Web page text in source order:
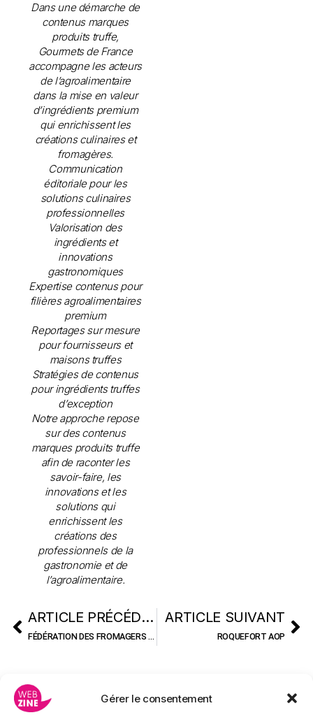
Gérer le consentement
Dans une démarche de
contenus marques
produits truffe,
Gourmets de France
accompagne les acteurs
de l’agroalimentaire
dans la mise en valeur
d’ingrédients premium
qui enrichissent les
créations culinaires et
fromagères.
Communication
éditoriale pour les
solutions culinaires
professionnelles
Valorisation des
ingrédients et
innovations
gastronomiques
Expertise contenus pour
filières agroalimentaires
premium
Reportages sur mesure
pour fournisseurs et
maisons truffes
Stratégies de contenus
pour ingrédients truffes
d’exception
Notre approche repose
sur des contenus
marques produits truffe
afin de raconter les
savoir-faire, les
innovations et les
solutions qui
enrichissent les
créations des
professionnels de la
gastronomie et de
l’agroalimentaire.
ARTICLE PRÉCÉDENT
FÉDÉRATION DES FROMAGERS DE FRANCE
ARTICLE SUIVANT
ROQUEFORT AOP